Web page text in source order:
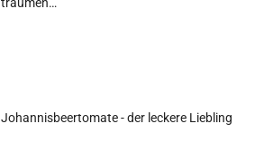
träumen…
Johannisbeertomate - der leckere Liebling